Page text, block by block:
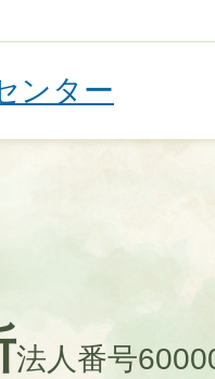
ンター
法人番号